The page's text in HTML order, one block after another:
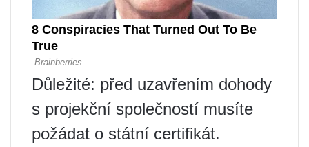
Důležité: před uzavřením dohody
s projekční společností musíte
požádat o státní certifikát.